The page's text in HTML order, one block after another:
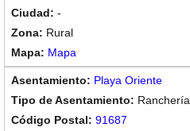
-
Rural
Mapa
Playa Oriente
Ranchería
91687